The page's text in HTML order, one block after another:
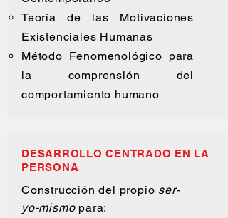
Teoría de las Motivaciones
Existenciales Humanas​
Método Fenomenológico para
la comprensión del
comportamiento humano
DESARROLLO CENTRADO EN LA
PERSONA
Construcción del propio ser-
yo-mismopara: